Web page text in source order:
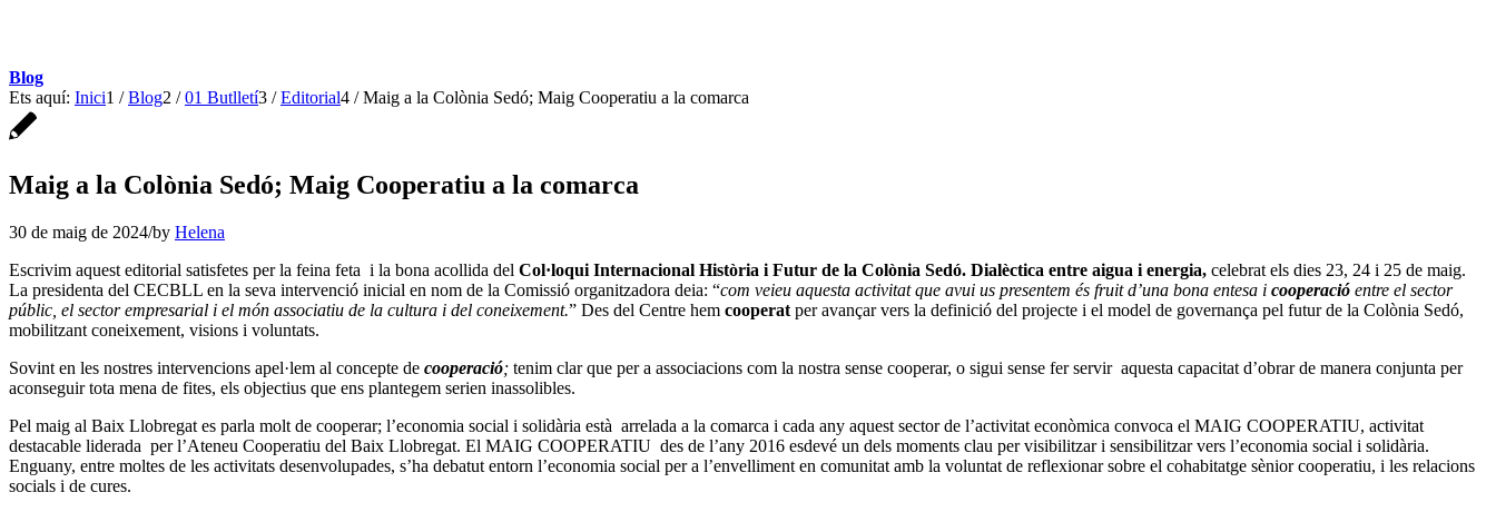
Blog
Ets aquí: Inici1 / Blog2 / 01 Butlletí3 / Editorial4 / Maig a la Colònia Sedó; Maig Cooperatiu a la comarca
Maig a la Colònia Sedó; Maig Cooperatiu a la comarca
30 de maig de 2024/by Helena
Escrivim aquest editorial satisfetes per la feina feta i la bona acollida del Col·loqui Internacional Història i Futur de la Colònia Sedó. Dialèctica entre aigua i energia, celebrat els dies 23, 24 i 25 de maig.
La presidenta del CECBLL en la seva intervenció inicial en nom de la Comissió organitzadora deia: “com veieu aquesta activitat que avui us presentem és fruit d’una bona entesa i cooperació entre el sector
públic, el sector empresarial i el món associatiu de la cultura i del coneixement.” Des del Centre hem cooperat per avançar vers la definició del projecte i el model de governança pel futur de la Colònia Sedó,
mobilitzant coneixement, visions i voluntats.
Sovint en les nostres intervencions apel·lem al concepte de cooperació; tenim clar que per a associacions com la nostra sense cooperar, o sigui sense fer servir aquesta capacitat d’obrar de manera conjunta per
aconseguir tota mena de fites, els objectius que ens plantegem serien inassolibles.
Pel maig al Baix Llobregat es parla molt de cooperar; l’economia social i solidària està arrelada a la comarca i cada any aquest sector de l’activitat econòmica convoca el MAIG COOPERATIU, activitat
destacable liderada per l’Ateneu Cooperatiu del Baix Llobregat. El MAIG COOPERATIU des de l’any 2016 esdevé un dels moments clau per visibilitzar i sensibilitzar vers l’economia social i solidària.
Enguany, entre moltes de les activitats desenvolupades, s’ha debatut entorn l’economia social per a l’envelliment en comunitat amb la voluntat de reflexionar sobre el cohabitatge sènior cooperatiu, i les relacions
socials i de cures.